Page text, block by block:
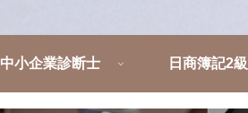
中小企業診断士 日商簿記2級